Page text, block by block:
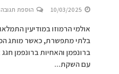
10/03/2025 הוספת תגובה
בלתי מתפשרת, כאשר מותג
ברונפמן והאחיות ברונפמן
עם השקת...